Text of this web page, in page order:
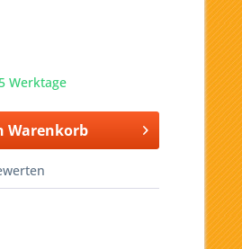
Werktage
Warenkorb